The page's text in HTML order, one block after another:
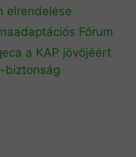
elrendelése
Fórum
a KAP jövőjéért
biztonság